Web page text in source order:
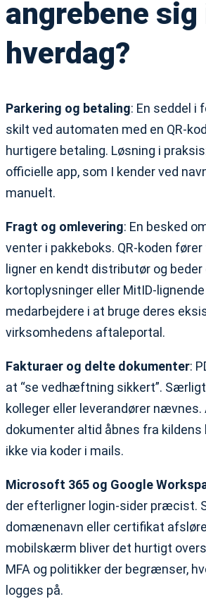
angrebene
hverdag?
Parkering og betaling: En seddel i
skilt ved automaten med en QR-
hurtigere betaling. Løsning i
officielle app, som I kender ved
manuelt.
Fragt og omlevering: En besked
venter i pakkeboks. QR-koden
ligner en kendt distributør og beder
kortoplysninger eller MitID-
medarbejdere i at bruge deres
virksomhedens aftaleportal.
Fakturaer og delte dokumenter:
at “se vedhæftning sikkert”.
kolleger eller leverandører
dokumenter altid åbnes fra kildens
ikke via koder i mails.
Microsoft 365 og Google
der efterligner login-sider præcist.
domænenavn eller certifikat
mobilskærm bliver det hurtigt
MFA og politikker der begrænser,
logges på.